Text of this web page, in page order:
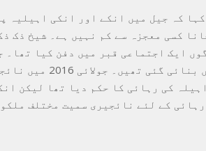
کہ جیل میں انکے اور انکی اہیلیہ
کسی معجزہ سے کم نہیں ہے۔ شیخ ذک
کہ 347 لوگوں ایک اجتماعی قبر میں دفن کیا
اجتماعی قبریں
کے لئے نائجیری سمیت مختلف